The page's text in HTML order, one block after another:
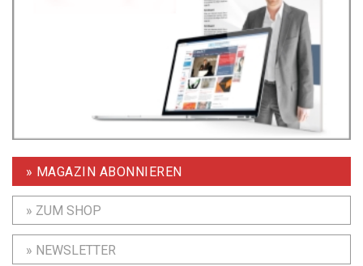
» MAGAZIN ABONNIEREN
» ZUM SHOP
» NEWSLETTER